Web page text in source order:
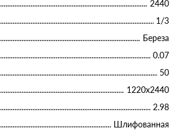
2440
1/3
Береза
0.07
50
1220х2440
2.98
Шлифованная